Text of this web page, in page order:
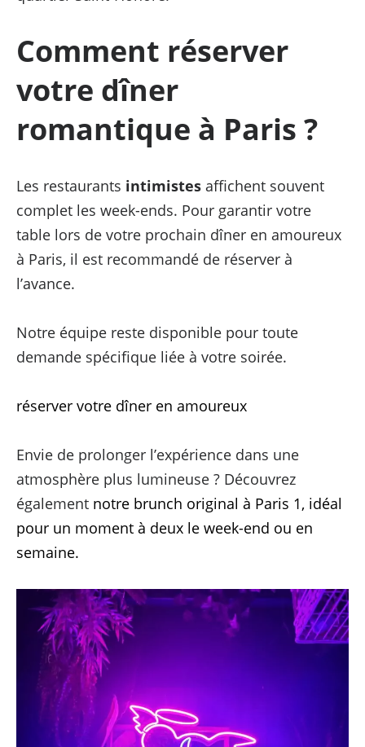
Comment réserver
votre dîner
romantique à Paris ?
Les restaurants intimistesaffichent souvent
complet les week-ends. Pour garantir votre
table lors de votre prochain dîner en amoureux
à Paris, il est recommandé de réserver à
l’avance.
Notre équipe reste disponible pour toute
demande spécifique liée à votre soirée.
réserver votre dîner en amoureux
Envie de prolonger l’expérience dans une
atmosphère plus lumineuse ? Découvrez
égalementnotre brunch original à Paris 1, idéal
pour un moment à deux le week-end ou en
semaine.